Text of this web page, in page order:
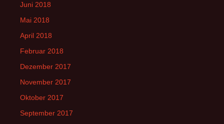
Juni 2018
Mai 2018
April 2018
Februar 2018
Dezember 2017
November 2017
Oktober 2017
September 2017